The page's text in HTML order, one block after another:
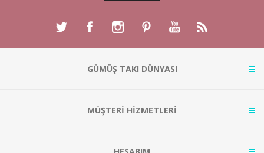
GÜMÜŞ TAKI DÜNYASI
MÜŞTERİ HİZMETLERİ